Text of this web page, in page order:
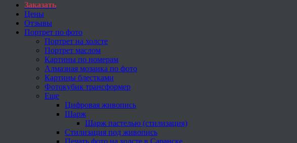
Заказать
Цены
Отзывы
Портрет по фото
Портрет на холсте
Портрет маслом
Картины по номерам
Алмазная мозаика по фото
Картины блестками
Фотокубик трансформер
Еще
Цифровая живопись
Шарж
Шарж пастелью (стилизация)
Стилизация под живопись
Печать фото на холсте в Саранске